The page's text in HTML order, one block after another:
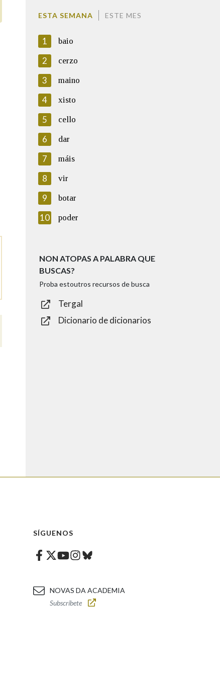
ESTA SEMANA ESTE MES
1 baio
2 cerzo
3 maino
4 xisto
5 cello
6 dar
7 máis
8 vir
9 botar
10 poder
NON ATOPAS A PALABRA QUE
BUSCAS?
Proba estoutros recursos de busca
Tergal
Dicionario de dicionarios
SÍGUENOS
Facebook
Twitter
Youtube
Instagram
Bluesky
NOVAS DA ACADEMIA
Subscríbete